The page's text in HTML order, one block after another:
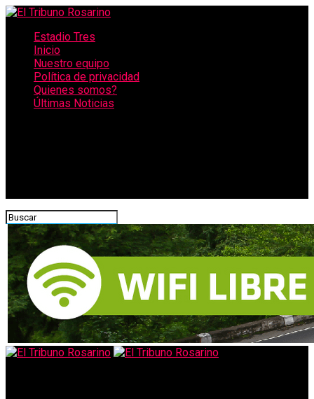
Estadio Tres
Inicio
Nuestro equipo
Política de privacidad
Quienes somos?
Últimas Noticias